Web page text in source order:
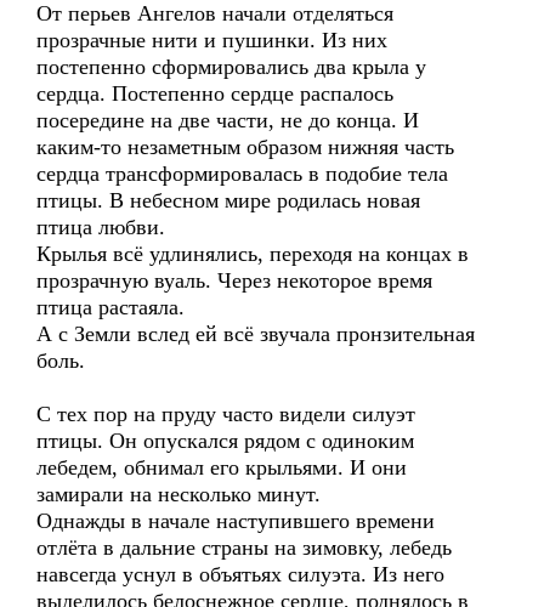
От перьев Ангелов начали отделяться
прозрачные нити и пушинки. Из них
постепенно сформировались два крыла у
сердца. Постепенно сердце распалось
посередине на две части, не до конца. И
каким-то незаметным образом нижняя часть
сердца трансформировалась в подобие тела
птицы. В небесном мире родилась новая
птица любви.
Крылья всё удлинялись, переходя на концах в
прозрачную вуаль. Через некоторое время
птица растаяла.
А с Земли вслед ей всё звучала пронзительная
боль.
С тех пор на пруду часто видели силуэт
птицы. Он опускался рядом с одиноким
лебедем, обнимал его крыльями. И они
замирали на несколько минут.
Однажды в начале наступившего времени
отлёта в дальние страны на зимовку, лебедь
навсегда уснул в объятьях силуэта. Из него
выделилось белоснежное сердце, поднялось в